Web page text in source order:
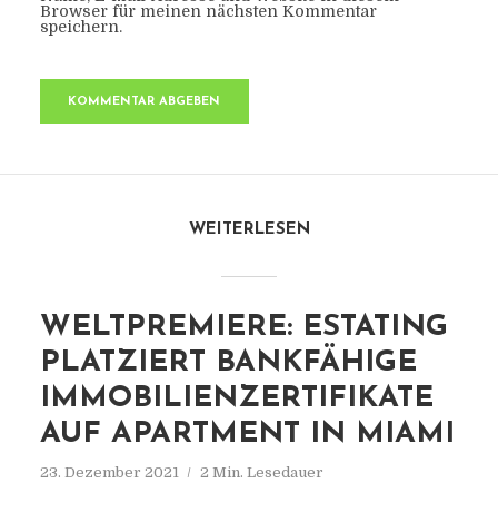
Browser für meinen nächsten Kommentar
speichern.
WEITERLESEN
WELTPREMIERE: ESTATING
PLATZIERT BANKFÄHIGE
IMMOBILIENZERTIFIKATE
AUF APARTMENT IN MIAMI
23. Dezember 2021 2 Min. Lesedauer